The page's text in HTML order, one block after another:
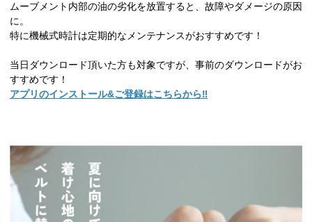
ムーブメント内部の油の劣化を放置すると、故障やダメージの原因
に。
特に機械式時計は定期的なメンテナンスがおすすめです！
当日ダウンロード頂いた方も対象ですが、事前のダウンロードがお
すすめです！
アプリのインストール&ご登録はこちらから‼︎